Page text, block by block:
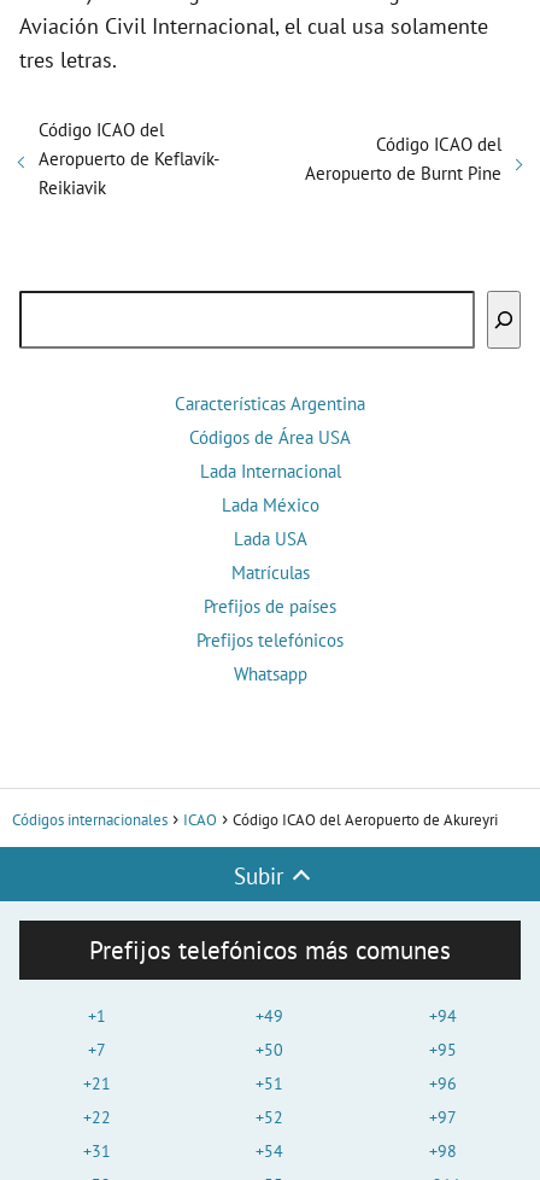
Aviación Civil Internacional, el cual usa solamente
tres letras.
Código ICAO del
Aeropuerto de Keflavík-
Reikiavik
Código ICAO del
Aeropuerto de Burnt Pine
Características Argentina
Códigos de Área USA
Lada Internacional
Lada México
Lada USA
Matrículas
Prefijos de países
Prefijos telefónicos
Whatsapp
Códigos internacionales ICAO Código ICAO del Aeropuerto de Akureyri
Subir
Prefijos telefónicos más comunes
+1
+7
+21
+22
+31
+49
+50
+51
+52
+54
+94
+95
+96
+97
+98